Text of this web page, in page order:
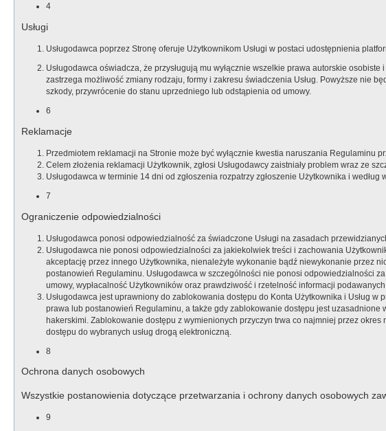
4
Usługi
Usługodawca poprzez Stronę oferuje Użytkownikom Usługi w postaci udostępnienia
Usługodawca oświadcza, że przysługują mu wyłącznie wszelkie prawa autorskie
zastrzega możliwość zmiany rodzaju, formy i zakresu świadczenia Usług. Powyższe nie
szkody, przywrócenie do stanu uprzedniego lub odstąpienia od umowy.
6
Reklamacje
Przedmiotem reklamacji na Stronie może być wyłącznie kwestia naruszania Regulaminu
Celem złożenia reklamacji Użytkownik, zgłosi Usługodawcy zaistniały problem wraz ze
Usługodawca w terminie 14 dni od zgłoszenia rozpatrzy zgłoszenie Użytkownika i
7
Ograniczenie odpowiedzialności
Usługodawca ponosi odpowiedzialność za świadczone Usługi na zasadach
Usługodawca nie ponosi odpowiedzialności za jakiekolwiek treści i zachowania
akceptację przez innego Użytkownika, nienależyte wykonanie bądź niewykonanie przez
postanowień Regulaminu. Usługodawca w szczególności nie ponosi odpowiedzialności
umowy, wypłacalność Użytkowników oraz prawdziwość i rzetelność informacji
Usługodawca jest uprawniony do zablokowania dostępu do Konta Użytkownika i Usług
prawa lub postanowień Regulaminu, a także gdy zablokowanie dostępu jest
hakerskimi. Zablokowanie dostępu z wymienionych przyczyn trwa co najmniej przez
dostępu do wybranych usług drogą elektroniczną.
8
Ochrona danych osobowych
Wszystkie postanowienia dotyczące przetwarzania i ochrony danych osobowych
9